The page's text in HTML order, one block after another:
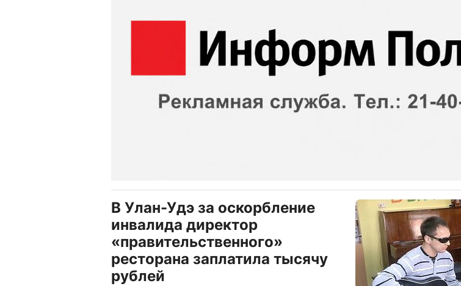
В Улан-Удэ за оскорбление
инвалида директор
«правительственного»
ресторана заплатила тысячу
рублей